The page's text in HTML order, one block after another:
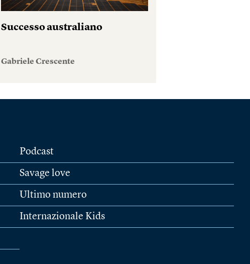
Successo australiano
Gabriele Crescente
Podcast
Savage love
Ultimo numero
Internazionale Kids